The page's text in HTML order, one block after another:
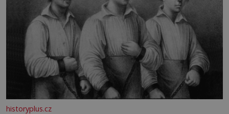
historyplus.cz